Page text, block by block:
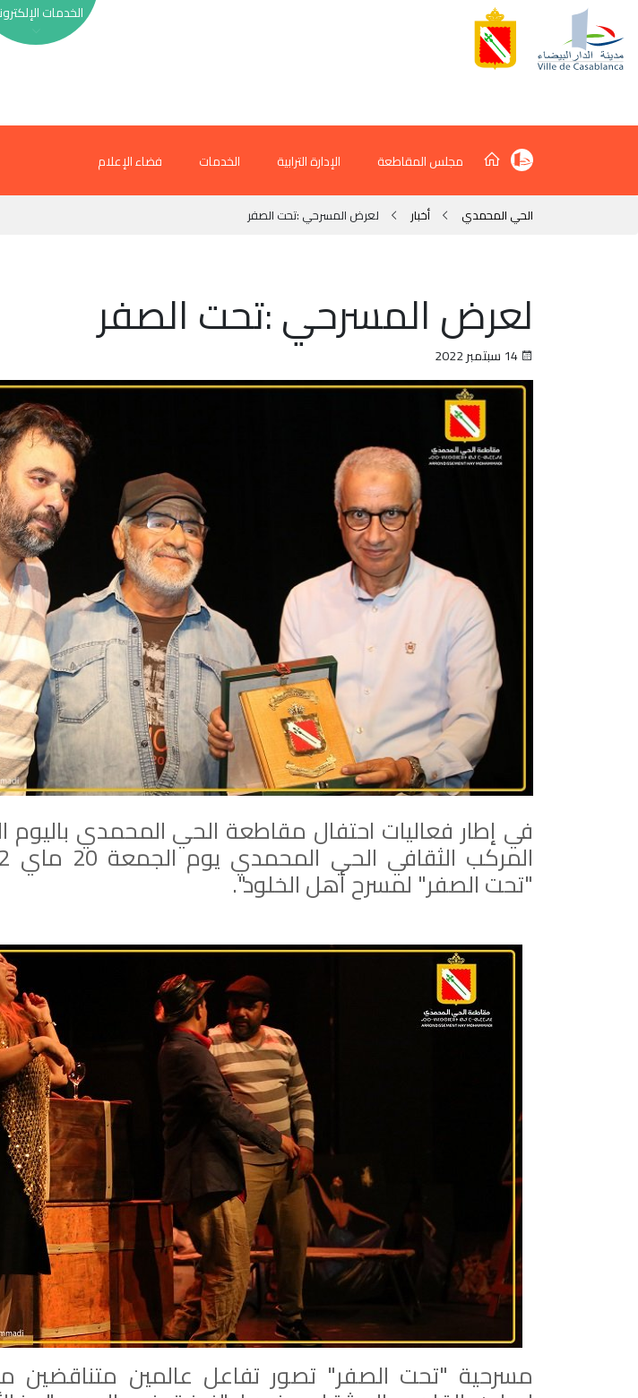
الخدمات
مجلس المقاطعة الإدارة الترابية الخدمات فضاء الإعلام
الحي المحمدي أخبار لعرض المسرحي :تحت الصفر
لعرض المسرحي :تحت الصفر
في إطار فعاليات احتفال مقاطعة الحي المحمدي باليوم
"تحت الصفر" لمسرح أهل الخلود".
مسرحية "تحت الصفر" تصور تفاعل عالمين متناقضين